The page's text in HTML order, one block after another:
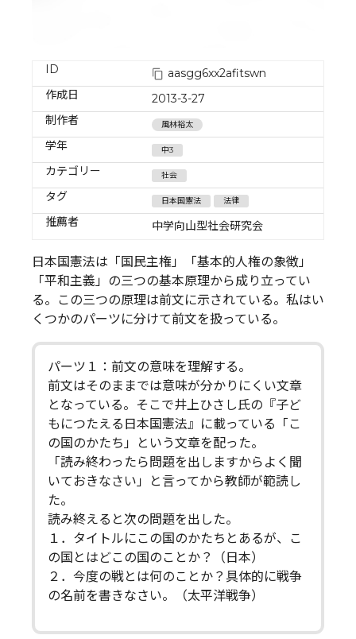
ID
aasgg6xx2afitswn
作成日
2013-3-27
制作者
風林裕太
学年 中3
カテゴリー 社会
タグ 日本国憲法 法律
推薦者 中学向山型社会研究会
日本国憲法は「国民主権」「基本的人権の象徴」
「平和主義」の三つの基本原理から成り立ってい
る。この三つの原理は前文に示されている。私はい
くつかのパーツに分けて前文を扱っている。
パーツ１：前文の意味を理解する。
前文はそのままでは意味が分かりにくい文章
となっている。そこで井上ひさし氏の『子ど
もにつたえる日本国憲法』に載っている「こ
の国のかたち」という文章を配った。
「読み終わったら問題を出しますからよく聞
いておきなさい」と言ってから教師が範読し
た。
読み終えると次の問題を出した。
１．タイトルにこの国のかたちとあるが、こ
の国とはどこの国のことか？（日本）
２．今度の戦とは何のことか？具体的に戦争
の名前を書きなさい。（太平洋戦争）